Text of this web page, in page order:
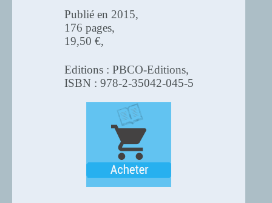
Publié en 2015,
176 pages,
19,50 €,
Editions : PBCO-Editions,
ISBN : 978-2-35042-045-5